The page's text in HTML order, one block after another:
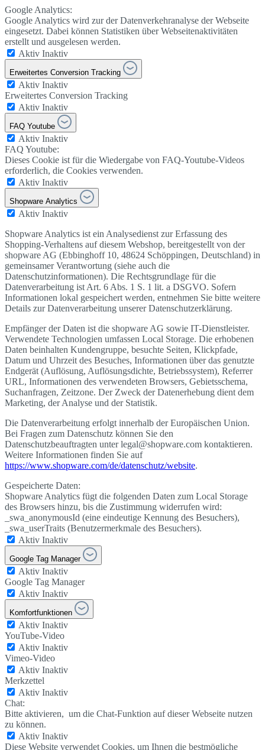
Google Analytics:
Google Analytics wird zur der Datenverkehranalyse der Webseite
eingesetzt. Dabei können Statistiken über Webseitenaktivitäten
erstellt und ausgelesen werden.
Aktiv Inaktiv
Erweitertes Conversion Tracking
Aktiv Inaktiv
Erweitertes Conversion Tracking
Aktiv Inaktiv
FAQ Youtube
Aktiv Inaktiv
FAQ Youtube:
Dieses Cookie ist für die Wiedergabe von FAQ-Youtube-Videos
erforderlich, die Cookies verwenden.
Aktiv Inaktiv
Shopware Analytics
Aktiv Inaktiv
Shopware Analytics ist ein Analysedienst zur Erfassung des
Shopping-Verhaltens auf diesem Webshop, bereitgestellt von der
shopware AG (Ebbinghoff 10, 48624 Schöppingen, Deutschland) in
gemeinsamer Verantwortung (siehe auch die
Datenschutzinformationen). Die Rechtsgrundlage für die
Datenverarbeitung ist Art. 6 Abs. 1 S. 1 lit. a DSGVO. Sofern
Informationen lokal gespeichert werden, entnehmen Sie bitte weitere
Details zur Datenverarbeitung unserer Datenschutzerklärung.
Empfänger der Daten ist die shopware AG sowie IT-Dienstleister.
Verwendete Technologien umfassen Local Storage. Die erhobenen
Daten beinhalten Kundengruppe, besuchte Seiten, Klickpfade,
Datum und Uhrzeit des Besuches, Informationen über das genutzte
Endgerät (Auflösung, Auflösungsdichte, Betriebssystem), Referrer
URL, Informationen des verwendeten Browsers, Gebietsschema,
Suchanfragen, Zeitzone. Der Zweck der Datenerhebung dient dem
Marketing, der Analyse und der Statistik.
Die Datenverarbeitung erfolgt innerhalb der Europäischen Union.
Bei Fragen zum Datenschutz können Sie den
Datenschutzbeauftragten unter legal@shopware.com kontaktieren.
Weitere Informationen finden Sie auf
https://www.shopware.com/de/datenschutz/website.
Gespeicherte Daten:
Shopware Analytics fügt die folgenden Daten zum Local Storage
des Browsers hinzu, bis die Zustimmung widerrufen wird:
_swa_anonymousId (eine eindeutige Kennung des Besuchers),
_swa_userTraits (Benutzermerkmale des Besuchers).
Aktiv Inaktiv
Google Tag Manager
Aktiv Inaktiv
Google Tag Manager
Aktiv Inaktiv
Komfortfunktionen
Aktiv Inaktiv
YouTube-Video
Aktiv Inaktiv
Vimeo-Video
Aktiv Inaktiv
Merkzettel
Aktiv Inaktiv
Chat:
Bitte aktivieren, um die Chat-Funktion auf dieser Webseite nutzen
zu können.
Aktiv Inaktiv
Diese Website verwendet Cookies, um Ihnen die bestmögliche